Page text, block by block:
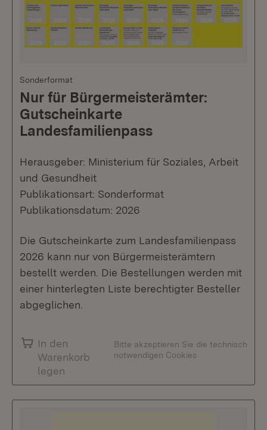
Sonderformat
Nur für Bürgermeisterämter:
Gutscheinkarte
Landesfamilienpass
Herausgeber: Ministerium für Soziales, Arbeit
und Gesundheit
Publikationsart: Sonderformat
Publikationsdatum: 2026
Die Gutscheinkarte zum Landesfamilienpass
2026 kann nur von Bürgermeisterämtern
bestellt werden. Die Bestellungen werden mit
einer hinterlegten Liste berechtigter Besteller
abgeglichen.
In den
Warenkorb
legen
Bitte akzeptieren Sie die technisch
notwendigen Cookies